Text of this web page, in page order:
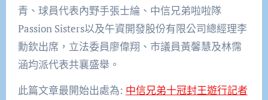
青、球員代表內野手張士綸、中信兄弟啦啦隊
Passion Sisters以及午資開發股份有限公司總經理李
勳欽出席，立法委員廖偉翔、市議員黃馨慧及林霈
涵均派代表共襄盛舉。
此篇文章最開始出處為: 中信兄弟十冠封王遊行記者